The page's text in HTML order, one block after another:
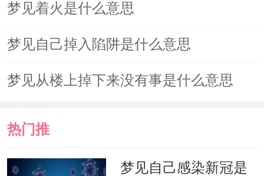
仪的对象，但同时也提醒你尽量避免到
海、河、湖边等地约会，以免遭遇意
梦见着火是什么意思
梦见自己掉入陷阱是什么意思
梦见从楼上掉下来没有事是什么意思
热门推
荐
梦见自己感染新冠是